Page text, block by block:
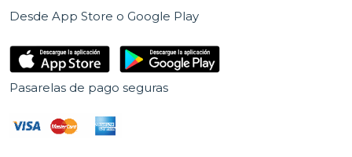
Desde App Store o Google Play
Pasarelas de pago seguras